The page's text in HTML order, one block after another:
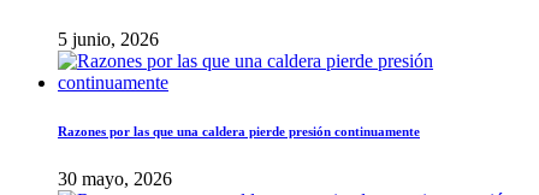
5 junio, 2026
Razones por las que una caldera pierde presión continuamente
30 mayo, 2026